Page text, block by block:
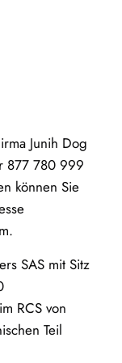
Junih Dog
877 780 999
können Sie
SAS mit Sitz
RCS von
Teil